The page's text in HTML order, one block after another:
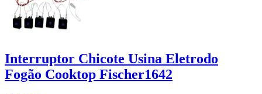
Interruptor Chicote Usina Eletrodo
Fogão Cooktop Fischer1642